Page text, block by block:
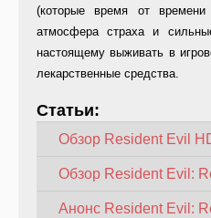
(которые время от времени
атмосфера страха и
настоящему выживать в
лекарственные средства.
Статьи:
Обзор Resident Evil
Обзор Resident Evil:
Анонс Resident Evil: